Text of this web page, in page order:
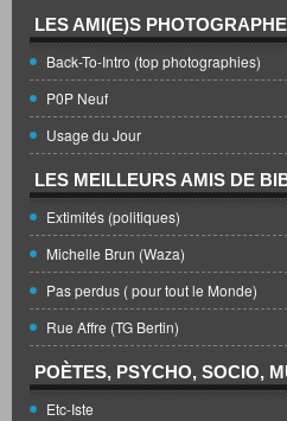
LES AMI(E)S
Back-To-Intro (top photographies)
P0P Neuf
Usage du Jour
LES MEILLEURS AMIS DE
Extimités (politiques)
Michelle Brun (Waza)
Pas perdus ( pour tout le Monde)
Rue Affre (TG Bertin)
POÈTES, PSYCHO, SOCIO,
Etc-Iste